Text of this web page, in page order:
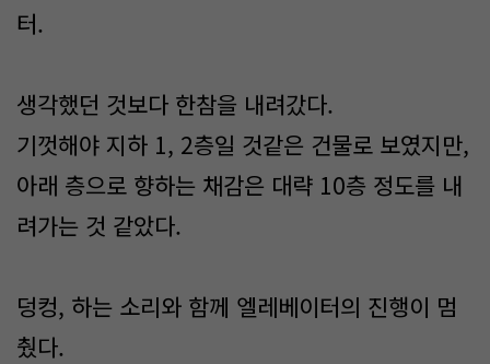
터.
생각했던 것보다 한참을 내려갔다.
기껏해야 지하 1, 2층일 것같은 건물로 보였지만,
아래 층으로 향하는 채감은 대략 10층 정도를 내
려가는 것 같았다.
덩컹, 하는 소리와 함께 엘레베이터의 진행이 멈
췄다.